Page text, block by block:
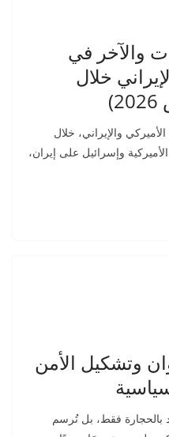
والآخر في
خلال
والإيراني، خلال
وإسرائيل على إيران،
وتشكيل الأمن
بالحجارة فقط، بل تُرسم